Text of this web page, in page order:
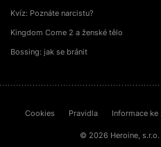
Kvíz: Poznáte narcistu?
Kingdom Come 2 a ženské tělo
Bossing: jak se bránit
Cookies Pravidla Informace
© 2026 Heroine,